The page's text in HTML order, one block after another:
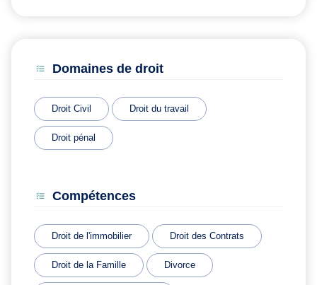
Domaines de droit
Droit Civil Droit du travail
Droit pénal
Compétences
Droit de l'immobilier Droit des Contrats
Droit de la Famille Divorce